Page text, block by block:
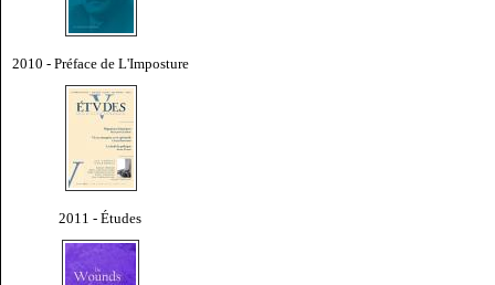
2010 - Préface de L'Imposture
2011 - Études